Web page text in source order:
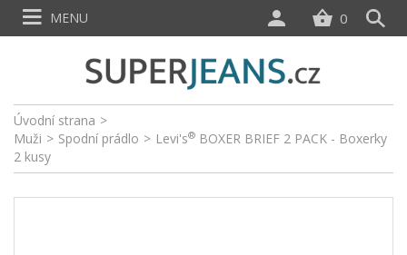
Úvodní strana >
Muži > Spodní prádlo > Levi's® BOXER BRIEF 2 PACK - Boxerky
2 kusy
0
MENU